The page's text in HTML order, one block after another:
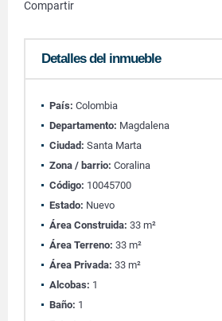
Compartir
Detalles del inmueble
País: Colombia
Departamento: Magdalena
Ciudad: Santa Marta
Zona / barrio: Coralina
Código: 10045700
Estado: Nuevo
Área Construida: 33 m²
Área Terreno: 33 m²
Área Privada: 33 m²
Alcobas: 1
Baño: 1